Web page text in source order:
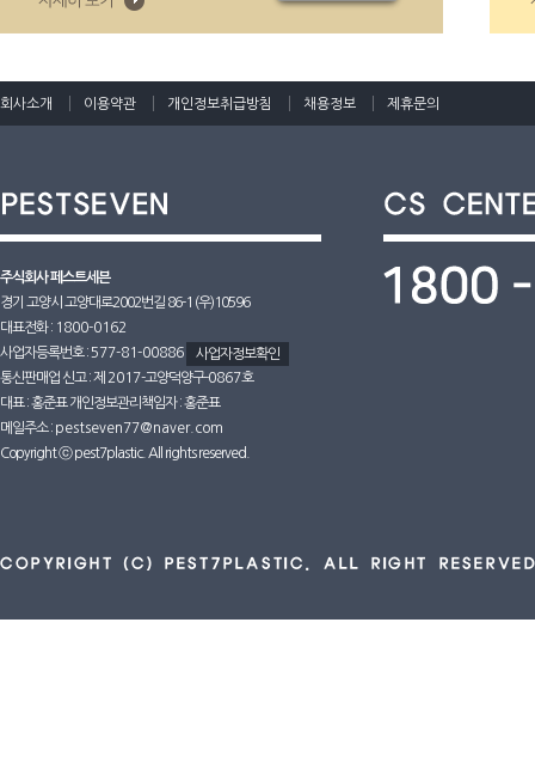
회사소개 이용약관 개인정보취급방침 채용정보 제휴문의
주식회사 페스트세븐
경기 고양시 고양대로2002번길 86-1 (우)10596
대표전화 : 1800-0162
사업자등록번호 : 577-81-00886
사업자정보확인
통신판매업 신고 : 제 2017-고양덕양구-0867호
대표 : 홍준표 개인정보관리책임자 : 홍준표
메일주소 : pestseven77@naver.com
Copyright ⓒ pest7plastic. All rights reserved.